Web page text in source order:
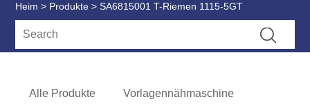
Heim > Produkte > SA6815001 T-Riemen 1115-5GT
Alle Produkte Vorlagennähmaschine